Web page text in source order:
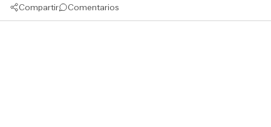
Compartir Comentarios